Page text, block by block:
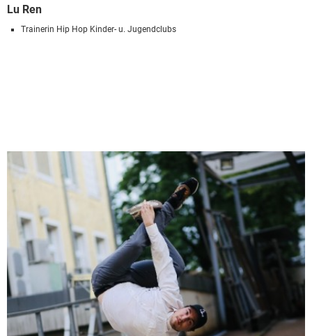
Lu Ren
Trainerin Hip Hop Kinder- u. Jugendclubs